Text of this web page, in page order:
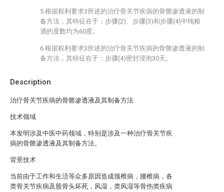
Description
治疗骨关节疾病的骨骼渗透液及其制备方法
技术领域
本发明涉及中医中药领域，特别是涉及一种治疗骨关节疾
病的骨骼渗透液及其制备方法。
背景技术
当前由于工作和生活等众多原因造成颈椎病，腰椎病，各
类骨关节疾病及股骨头坏死，风湿，类风湿等骨伤类疾病
5.根据权利要求3所述的治疗骨关节疾病的骨骼渗透液的制
备方法，其特征在于：步骤(2)、步骤(3)和步骤(4)中纯粮
酒的度数均为60度。
6.根据权利要求3所述的治疗骨关节疾病的骨骼渗透液的制
备方法，其特征在于：步骤(4)密封浸泡30天。